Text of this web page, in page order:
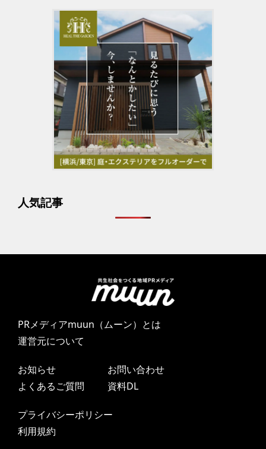
人気記事
PRメディアmuun（ムーン）とは
運営元について
お知らせ
よくあるご質問
お問い合わせ
資料DL
プライバシーポリシー
利用規約